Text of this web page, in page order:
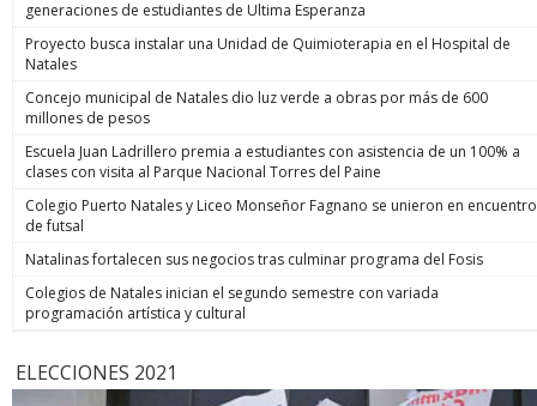
generaciones de estudiantes de Ultima Esperanza
Proyecto busca instalar una Unidad de Quimioterapia en el Hospital de
Natales
Concejo municipal de Natales dio luz verde a obras por más de 600
millones de pesos
Escuela Juan Ladrillero premia a estudiantes con asistencia de un 100% a
clases con visita al Parque Nacional Torres del Paine
Colegio Puerto Natales y Liceo Monseñor Fagnano se unieron en encuentro
de futsal
Natalinas fortalecen sus negocios tras culminar programa del Fosis
Colegios de Natales inician el segundo semestre con variada
programación artística y cultural
ELECCIONES 2021